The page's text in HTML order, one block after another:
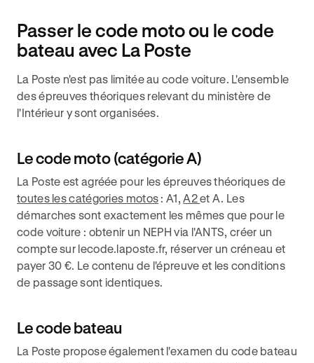
Passer le code moto ou le code
bateau avec La Poste
La Poste n'est pas limitée au code voiture. L'ensemble
des épreuves théoriques relevant du ministère de
l'Intérieur y sont organisées.
Le code moto (catégorie A)
La Poste est agréée pour les épreuves théoriques de
toutes les catégories motos : A1,A2et A. Les
démarches sont exactement les mêmes que pour le
code voiture : obtenir un NEPH via l'ANTS, créer un
compte sur lecode.laposte.fr, réserver un créneau et
payer 30 €. Le contenu de l'épreuve et les conditions
de passage sont identiques.
Le code bateau
La Poste propose également l'examen du code bateau